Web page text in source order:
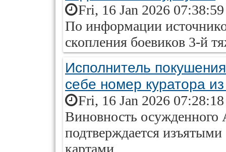
Fri, 16 Jan 2026
По информации
скопления боевиков 3-й
Исполнитель
себе номер куратора
Fri, 16 Jan 2026
Виновность осужденного
подтверждается
картами.